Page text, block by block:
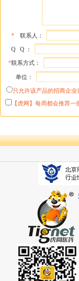
* 联系人：
Q Q ：
*联系方式：
单位：
只允许该产品的招商企
【虎网】每周都会推荐